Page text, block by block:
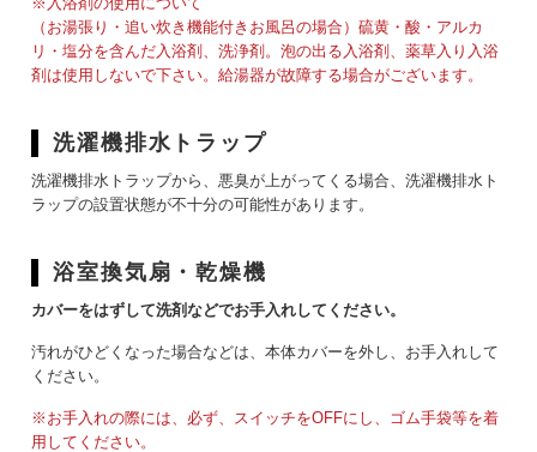
（お湯張り・追い炊き機能付きお風呂の場合）硫黄・酸・アルカ
リ・塩分を含んだ入浴剤、洗浄剤。泡の出る入浴剤、薬草入り入浴
剤は使用しないで下さい。給湯器が故障する場合がございます。
洗濯機排水トラップ
洗濯機排水トラップから、悪臭が上がってくる場合、洗濯機排水ト
ラップの設置状態が不十分の可能性があります。
浴室換気扇・乾燥機
カバーをはずして洗剤などでお手入れしてください。
汚れがひどくなった場合などは、本体カバーを外し、お手入れして
ください。
※お手入れの際には、必ず、スイッチをOFFにし、ゴム手袋等を着
用してください。